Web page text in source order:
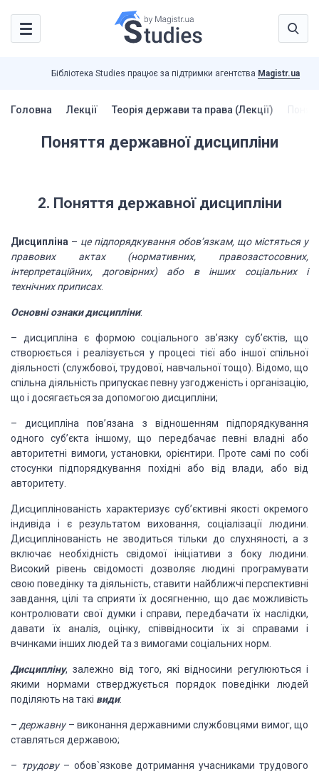
Бібліотека Studies працює за підтримки агентства Magistr.ua
Головна Лекції Теорія держави та права (Лекції)
Поняття державної дисципліни
2. Поняття державної дисципліни
Дисципліна – це підпорядкування обов’язкам, що містятьсяу
правових актах (нормативних, правозастосовних,
інтерпретаційних, договірних) абов інших соціальних і
технічних приписах.
Основні ознаки дисципліни:
– дисципліна є формою соціального зв’язку суб’єктів, що
створюється і реалізується у процесі тієї або іншої спільної
діяльності (службової, трудової, навчальної тощо). Відомо, що
спільна діяльність припускає певну узгодженість і організацію,
що і досягається за допомогою дисципліни;
– дисципліна пов’язана з відношенням підпорядкування
одного суб’єкта іншому, що передбачає певні владні або
авторитетні вимоги, установки, орієнтири.
Проте самі по собі
стосунки підпорядкування похідні або від влади, або від
авторитету.
Дисциплінованість характеризує суб’єктивні якості окремого
індивіда і є результатом виховання, соціалізації людини.
Дисциплінованість не зводиться тільки до слухняності, а з
включає необхідність свідомої ініціативи з боку людини.
Високий рівень свідомості дозволяє людині програмувати
свою поведінку та діяльність, ставити найближчі перспективні
завдання, цілі та сприяти їх досягненню, що дає можливість
контролювати свої думки і справи, передбачати їх наслідки,
давати їх аналіз, оцінку, співвідносити їх зі справами і
вчинками інших людей та з вимогами соціальних норм.
Дисципліну, залежно від того, які відносини регулюються і
якими нормами стверджується порядок поведінки людей
поділяють на такі види:
– державну– виконання державними службовцями вимог, що
ставляться державою;
– трудову– обов`язкове дотримання учасниками трудового